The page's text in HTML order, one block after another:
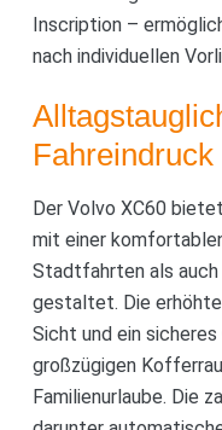
Inscription –
nach individuellen
Fahreindruck
Der Volvo XC60
mit einer
Stadtfahrten als
gestaltet. Die
Sicht und ein
großzügigen
Familienurlaube. Die